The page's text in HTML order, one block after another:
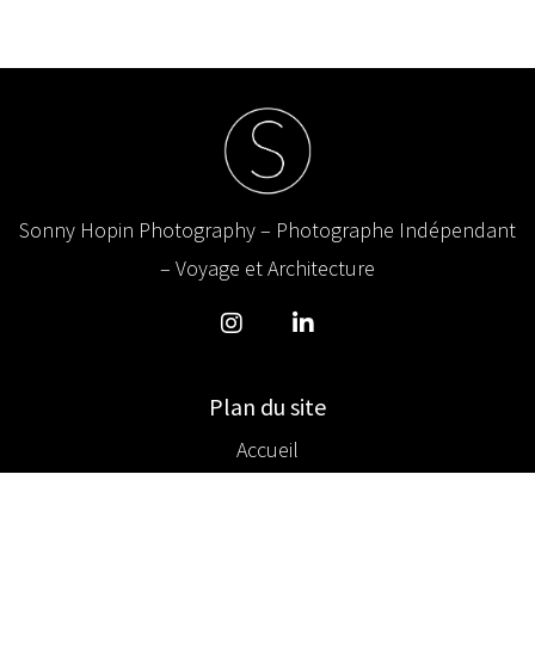
Sonny Hopin Photography – Photographe Indépendant
– Voyage et Architecture
Plan du site
Accueil